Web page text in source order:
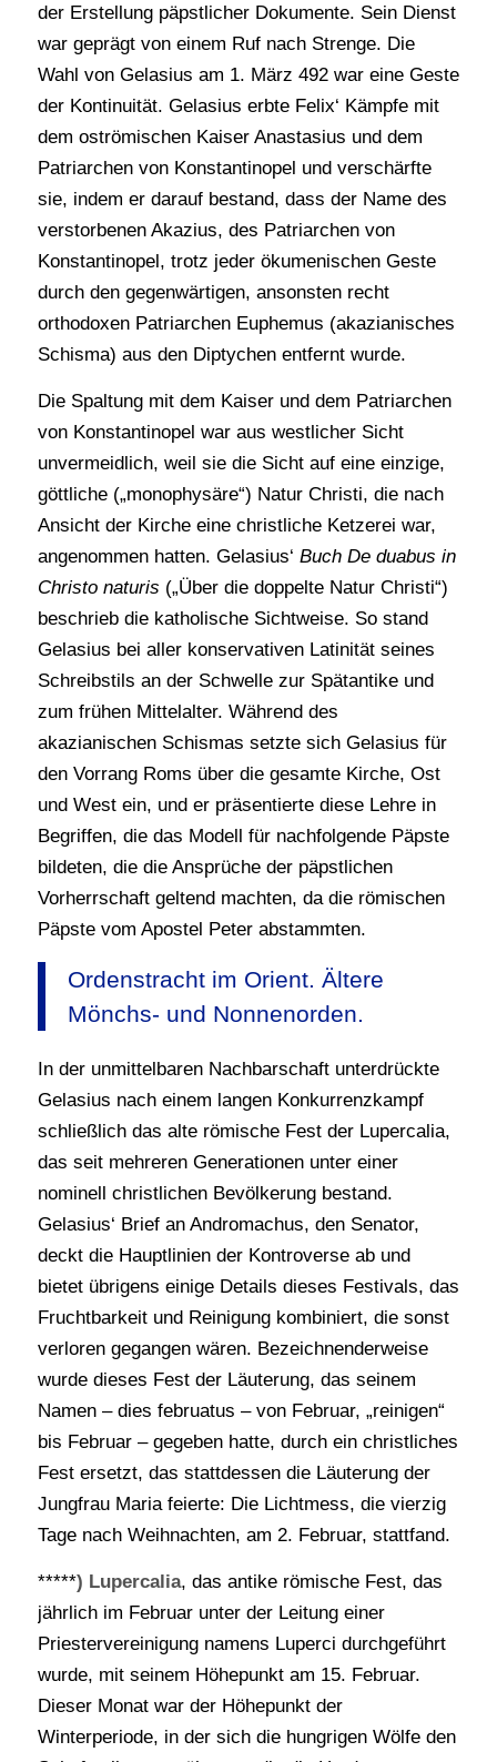
der Erstellung päpstlicher Dokumente. Sein Dienst
war geprägt von einem Ruf nach Strenge. Die
Wahl von Gelasius am 1. März 492 war eine Geste
der Kontinuität. Gelasius erbte Felix‘ Kämpfe mit
dem oströmischen Kaiser Anastasius und dem
Patriarchen von Konstantinopel und verschärfte
sie, indem er darauf bestand, dass der Name des
verstorbenen Akazius, des Patriarchen von
Konstantinopel, trotz jeder ökumenischen Geste
durch den gegenwärtigen, ansonsten recht
orthodoxen Patriarchen Euphemus (akazianisches
Schisma) aus den Diptychen entfernt wurde.
Die Spaltung mit dem Kaiser und dem Patriarchen
von Konstantinopel war aus westlicher Sicht
unvermeidlich, weil sie die Sicht auf eine einzige,
göttliche („monophysäre“) Natur Christi, die nach
Ansicht der Kirche eine christliche Ketzerei war,
angenommen hatten. Gelasius‘ Buch De duabus in
Christo naturis („Über die doppelte Natur Christi“)
beschrieb die katholische Sichtweise. So stand
Gelasius bei aller konservativen Latinität seines
Schreibstils an der Schwelle zur Spätantike und
zum frühen Mittelalter. Während des
akazianischen Schismas setzte sich Gelasius für
den Vorrang Roms über die gesamte Kirche, Ost
und West ein, und er präsentierte diese Lehre in
Begriffen, die das Modell für nachfolgende Päpste
bildeten, die die Ansprüche der päpstlichen
Vorherrschaft geltend machten, da die römischen
Päpste vom Apostel Peter abstammten.
Ordenstracht im Orient. Ältere
Mönchs- und Nonnenorden.
In der unmittelbaren Nachbarschaft unterdrückte
Gelasius nach einem langen Konkurrenzkampf
schließlich das alte römische Fest der Lupercalia,
das seit mehreren Generationen unter einer
nominell christlichen Bevölkerung bestand.
Gelasius‘ Brief an Andromachus, den Senator,
deckt die Hauptlinien der Kontroverse ab und
bietet übrigens einige Details dieses Festivals, das
Fruchtbarkeit und Reinigung kombiniert, die sonst
verloren gegangen wären. Bezeichnenderweise
wurde dieses Fest der Läuterung, das seinem
Namen – dies februatus – von Februar, „reinigen“
bis Februar – gegeben hatte, durch ein christliches
Fest ersetzt, das stattdessen die Läuterung der
Jungfrau Maria feierte: Die Lichtmess, die vierzig
Tage nach Weihnachten, am 2. Februar, stattfand.
*****) Lupercalia, das antike römische Fest, das
jährlich im Februar unter der Leitung einer
Priestervereinigung namens Luperci durchgeführt
wurde, mit seinem Höhepunkt am 15. Februar.
Dieser Monat war der Höhepunkt der
Winterperiode, in der sich die hungrigen Wölfe den